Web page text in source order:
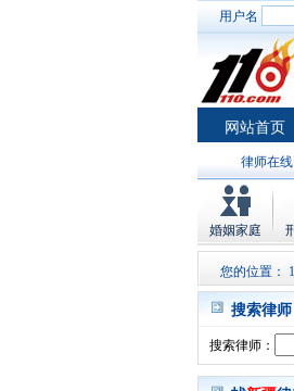
用户名
网站首页
律师在
婚姻家庭
您的位置：
搜索律师
搜索律师：